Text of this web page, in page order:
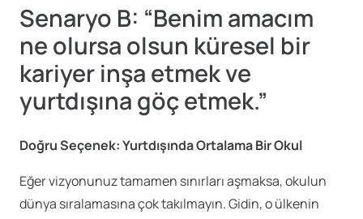
Senaryo B: “Benim amacım
ne olursa olsun küresel bir
kariyer inşa etmek ve
yurtdışına göç etmek.”
Doğru Seçenek: Yurtdışında Ortalama Bir Okul
Eğer vizyonunuz tamamen sınırları aşmaksa, okulun
dünya sıralamasına çok takılmayın. Gidin, o ülkenin